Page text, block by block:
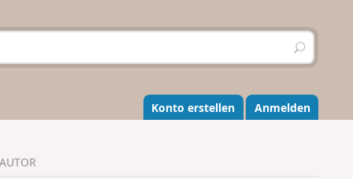
S
u
h
e
n
Konto erstellen Anmelden
AUTOR